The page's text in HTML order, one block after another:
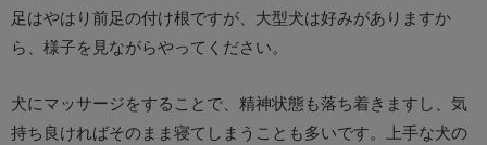
足はやはり前足の付け根ですが、大型犬は好みがありますか
ら、様子を見ながらやってください。
犬にマッサージをすることで、精神状態も落ち着きますし、気
持ち良ければそのまま寝てしまうことも多いです。上手な犬の